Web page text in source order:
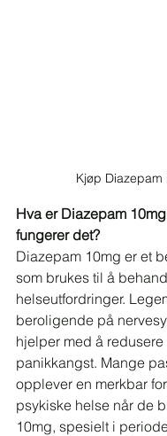
Kjøp Diazepam
Hva er Diazepam
fungerer det?
Diazepam 10mg er et
som brukes til å
helseutfordringer.
beroligende på
hjelper med å
panikkangst. Mange
opplever en merkbar
psykiske helse når de
10mg, spesielt i